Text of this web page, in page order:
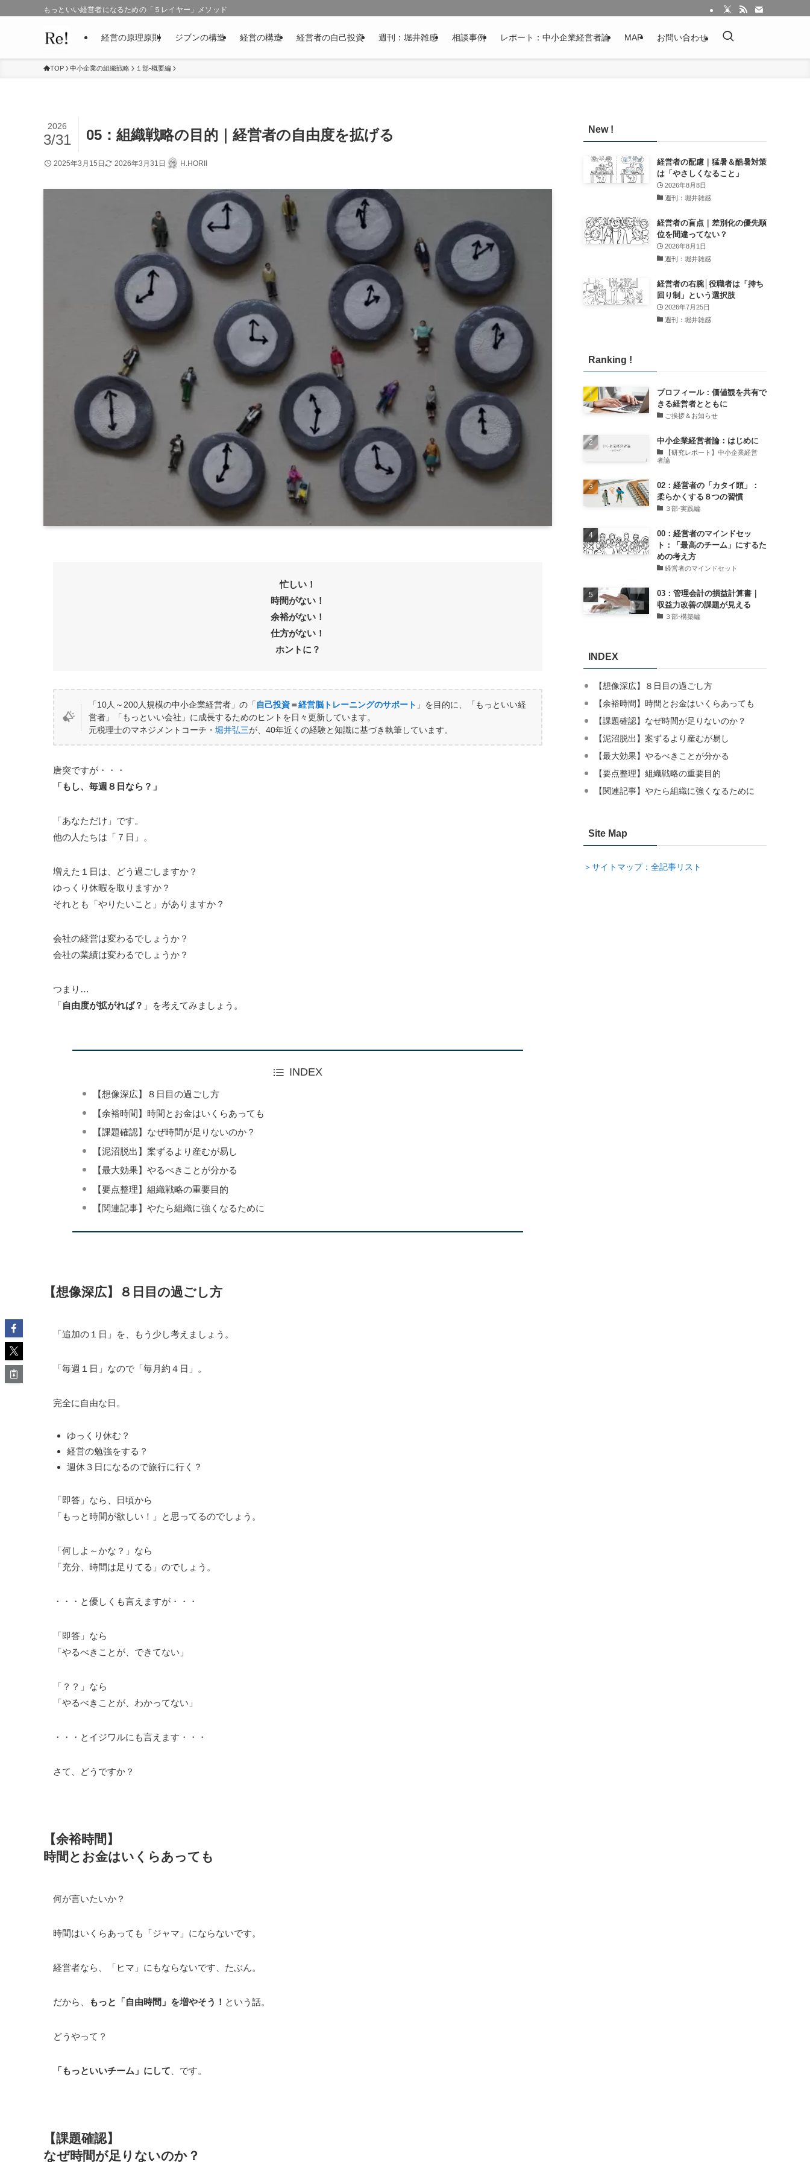
もっといい経営者になるための「５レイヤー」メソッド
経営の原理原則 ジブンの構造 経営の構造 経営者の自己投資 週刊：堀井雑感 相談事例 レポート：中小企業経営者論 MAP お問い合わせ
TOP 中小企業の組織戦略 １部-概要編
05：組織戦略の目的｜経営者の自由度を拡げる
2026
3/31
2025年3月15日 2026年3月31日 H.HORII
忙しい！
時間がない！
余裕がない！
仕方がない！
ホントに？
「10人～200人規模の中小企業経営者」の「 自己投資 ＝経営脳トレーニングのサポート 」を目的に、「もっといい経
営者」「もっといい会社」に成長するためのヒントを日々更新しています。
元税理士のマネジメントコーチ・堀井弘三が、40年近くの経験と知識に基づき執筆しています。
唐突ですが・・・
「もし、毎週８日なら？」
「あなただけ」です。
他の人たちは「７日」。
増えた１日は、どう過ごしますか？
ゆっくり休暇を取りますか？
それとも「やりたいこと」がありますか？
会社の経営は変わるでしょうか？
会社の業績は変わるでしょうか？
つまり…
「自由度が拡がれば？ 」を考えてみましょう。
INDEX
【想像深広】８日目の過ごし方
【余裕時間】時間とお金はいくらあっても
【課題確認】なぜ時間が足りないのか？
【泥沼脱出】案ずるより産むが易し
【最大効果】やるべきことが分かる
【要点整理】組織戦略の重要目的
【関連記事】やたら組織に強くなるために
【想像深広】８日目の過ごし方
「追加の１日」を、もう少し考えましょう。
「毎週１日」なので「毎月約４日」。
完全に自由な日。
ゆっくり休む？
経営の勉強をする？
週休３日になるので旅行に行く？
「即答」なら、日頃から
「もっと時間が欲しい！」と思ってるのでしょう。
「何しよ～かな？」なら
「充分、時間は足りてる」のでしょう。
・・・と優しくも言えますが・・・
「即答」なら
「やるべきことが、できてない」
「？？」なら
「やるべきことが、わかってない」
・・・とイジワルにも言えます・・・
さて、どうですか？
【余裕時間】
時間とお金はいくらあっても
何が言いたいか？
時間はいくらあっても「ジャマ」にならないです。
経営者なら、「ヒマ」にもならないです、たぶん。
だから、 もっと「自由時間」を増やそう！ という話。
どうやって？
「もっといいチーム」にして 、です。
【課題確認】
なぜ時間が足りないのか？
New !
経営者の配慮｜猛暑＆酷暑対策
は「やさしくなること」
2026年8月8日
週刊：堀井雑感
経営者の盲点｜差別化の優先順
位を間違ってない？
2026年8月1日
週刊：堀井雑感
経営者の右腕│役職者は「持ち
回り制」という選択肢
2026年7月25日
週刊：堀井雑感
Ranking !
プロフィール：価値観を共有で
きる経営者とともに
ご挨拶＆お知らせ
中小企業経営者論：はじめに
【研究レポート】中小企業経営
者論
02：経営者の「カタイ頭」：
柔らかくする８つの習慣
３部-実践編
00：経営者のマインドセッ
ト：「最高のチーム」にするた
めの考え方
経営者のマインドセット
03：管理会計の損益計算書｜
収益力改善の課題が見える
３部-構築編
INDEX
【想像深広】８日目の過ごし方
【余裕時間】時間とお金はいくらあっても
【課題確認】なぜ時間が足りないのか？
【泥沼脱出】案ずるより産むが易し
【最大効果】やるべきことが分かる
【要点整理】組織戦略の重要目的
【関連記事】やたら組織に強くなるために
Site Map
＞サイトマップ：全記事リスト